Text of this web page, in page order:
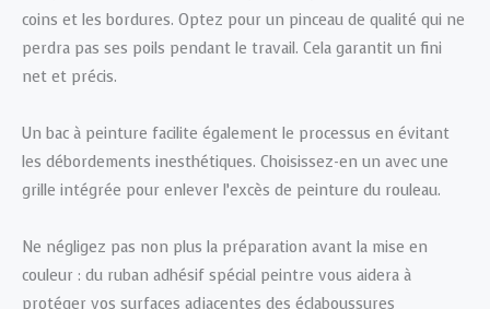
coins et les bordures. Optez pour un pinceau de qualité qui ne
perdra pas ses poils pendant le travail. Cela garantit un fini
net et précis.
Un bac à peinture facilite également le processus en évitant
les débordements inesthétiques. Choisissez-en un avec une
grille intégrée pour enlever l’excès de peinture du rouleau.
Ne négligez pas non plus la préparation avant la mise en
couleur : du ruban adhésif spécial peintre vous aidera à
protéger vos surfaces adjacentes des éclaboussures